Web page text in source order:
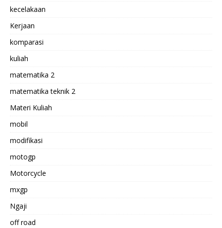
kecelakaan
Kerjaan
komparasi
kuliah
matematika 2
matematika teknik 2
Materi Kuliah
mobil
modifikasi
motogp
Motorcycle
mxgp
Ngaji
off road